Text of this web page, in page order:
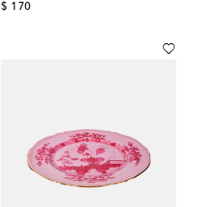
$ 170
original price